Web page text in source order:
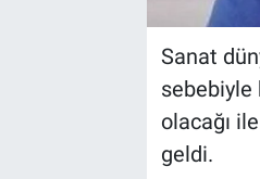
Sanat
sebebiyle
olacağı
geldi.